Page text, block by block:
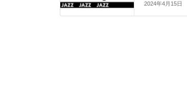
2024年4月15日